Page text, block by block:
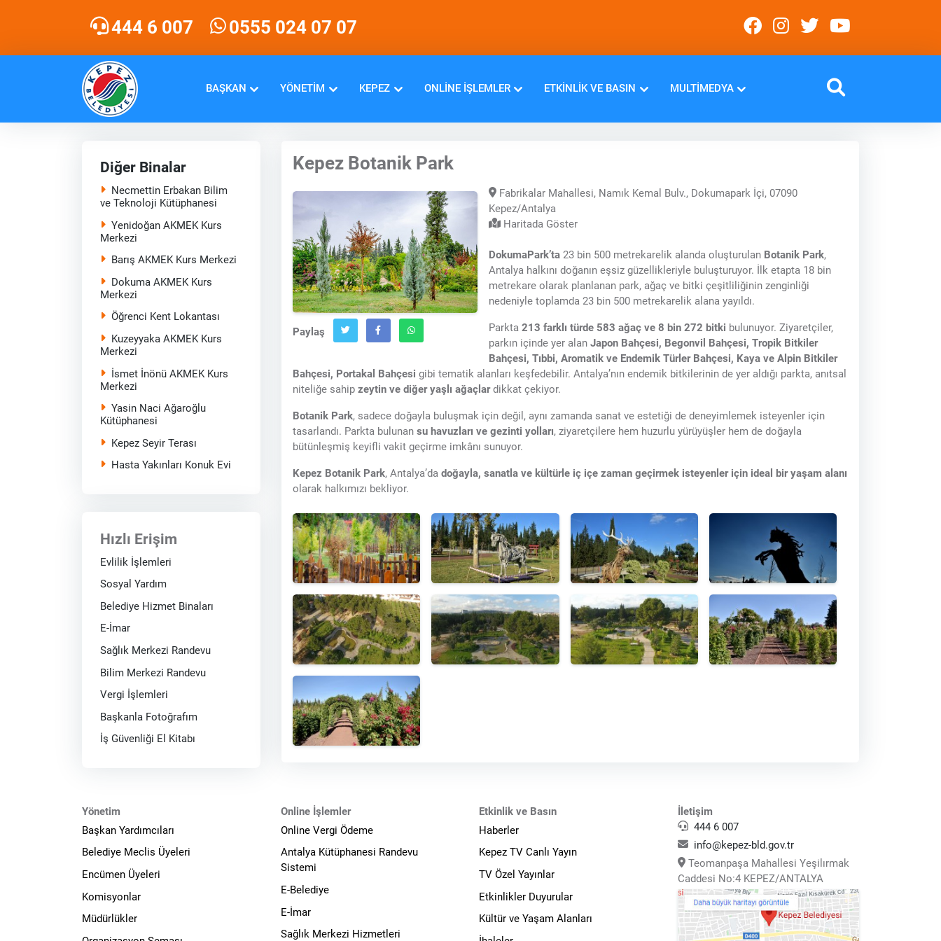
444 6 007 0555 024 07 07
BAŞKAN YÖNETIM KEPEZ ONLINE İŞLEMLER ETKINLIK VE BASIN MULTIMEDYA
Diğer Binalar
Necmettin Erbakan Bilim
ve Teknoloji Kütüphanesi
Yenidoğan AKMEK Kurs
Merkezi
Barış AKMEK Kurs Merkezi
Dokuma AKMEK Kurs
Merkezi
Öğrenci Kent Lokantası
Kuzeyyaka AKMEK Kurs
Merkezi
İsmet İnönü AKMEK Kurs
Merkezi
Yasin Naci Ağaroğlu
Kütüphanesi
Kepez Seyir Terası
Hasta Yakınları Konuk Evi
Hızlı Erişim
Evlilik İşlemleri
Sosyal Yardım
Belediye Hizmet Binaları
E-İmar
Sağlık Merkezi Randevu
Bilim Merkezi Randevu
Vergi İşlemleri
Başkanla Fotoğrafım
İş Güvenliği El Kitabı
Kepez Botanik Park
Paylaş
Fabrikalar Mahallesi, Namık Kemal Bulv., Dokumapark İçi, 07090
Kepez/Antalya
Haritada Göster
DokumaPark’ta 23 bin 500 metrekarelik alanda oluşturulan Botanik Park,
Antalya halkını doğanın eşsiz güzellikleriyle buluşturuyor. İlk etapta 18 bin
metrekare olarak planlanan park, ağaç ve bitki çeşitliliğinin zenginliği
nedeniyle toplamda 23 bin 500 metrekarelik alana yayıldı.
Parkta213 farklı türde 583 ağaç ve 8 bin 272 bitki bulunuyor. Ziyaretçiler,
parkın içinde yer alanJapon Bahçesi, Begonvil Bahçesi, Tropik Bitkiler
Bahçesi, Tıbbi, Aromatik ve Endemik Türler Bahçesi, Kaya ve Alpin Bitkiler
Bahçesi, Portakal Bahçesi gibi tematik alanları keşfedebilir. Antalya’nın endemik bitkilerinin de yer aldığı parkta, anıtsal
niteliğe sahip zeytin ve diğer yaşlı ağaçlardikkat çekiyor.
Botanik Park, sadece doğayla buluşmak için değil, aynı zamanda sanat ve estetiği de deneyimlemek isteyenler için
tasarlandı. Parkta bulunan su havuzları ve gezinti yolları, ziyaretçilere hem huzurlu yürüyüşler hem de doğayla
bütünleşmiş keyifli vakit geçirme imkânı sunuyor.
Kepez Botanik Park, Antalya’da doğayla, sanatla ve kültürle iç içe zaman geçirmek isteyenler için ideal bir yaşam alanı
olarak halkımızı bekliyor.
Yönetim
Başkan Yardımcıları
Belediye Meclis Üyeleri
Encümen Üyeleri
Komisyonlar
Müdürlükler
Online İşlemler
Online Vergi Ödeme
Antalya Kütüphanesi Randevu
Sistemi
E-Belediye
E-İmar
Sağlık Merkezi Hizmetleri
Etkinlik ve Basın
Haberler
Kepez TV Canlı Yayın
TV Özel Yayınlar
Etkinlikler Duyurular
Kültür ve Yaşam Alanları
İletişim
444 6 007
info@kepez-bld.gov.tr
Teomanpaşa Mahallesi Yeşilırmak
Caddesi No:4 KEPEZ/ANTALYA